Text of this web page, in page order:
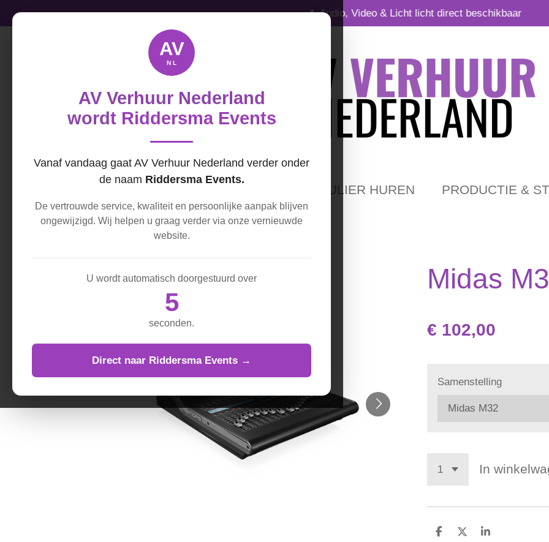
AV
NL
AV Verhuur Nederland
wordt Riddersma Events
Vanaf vandaag gaat AV Verhuur Nederland verder onder
de naam Riddersma Events.
De vertrouwde service, kwaliteit en persoonlijke aanpak blijven
ongewijzigd. Wij helpen u graag verder via onze vernieuwde
website.
U wordt automatisch doorgestuurd over
4
seconden.
Direct naar Riddersma Events →
Ga
direct
Audio, Video & Licht licht direct beschikbaar
PARTICULIER HUREN PRODUCTIE &
Midas
€ 102,00
Samenstelling
In
D
D
S